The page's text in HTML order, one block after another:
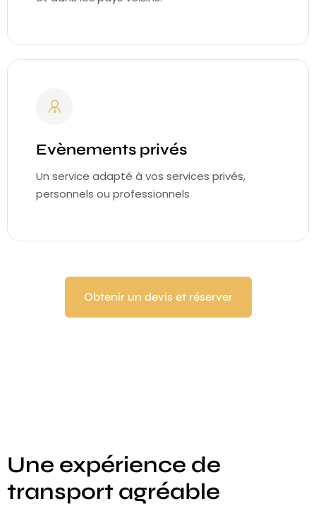
Evènements privés
Un service adapté à vos services privés,
personnels ou professionnels
Obtenir un devis et réserver
Une expérience de
transport agréable